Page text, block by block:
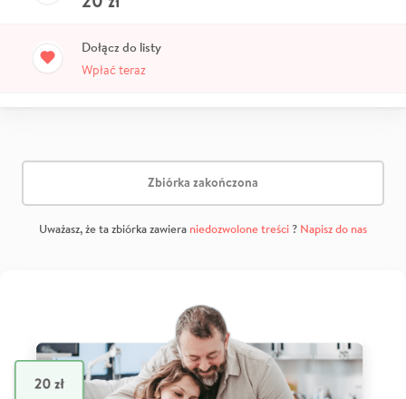
Dołącz do listy
Wpłać teraz
Zbiórka zakończona
Uważasz, że ta zbiórka zawiera niedozwolone treści? Napisz do nas